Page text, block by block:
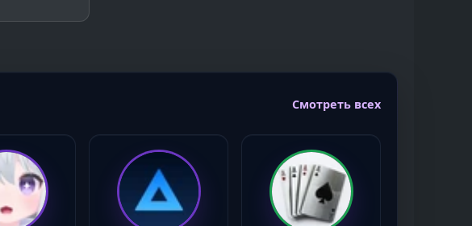
Смотреть всех